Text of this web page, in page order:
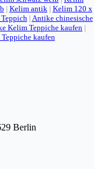
| Kelim antik| Kelim 120 x
| Antike chinesische
Kelim Teppiche kaufen |
kaufen
Berlin